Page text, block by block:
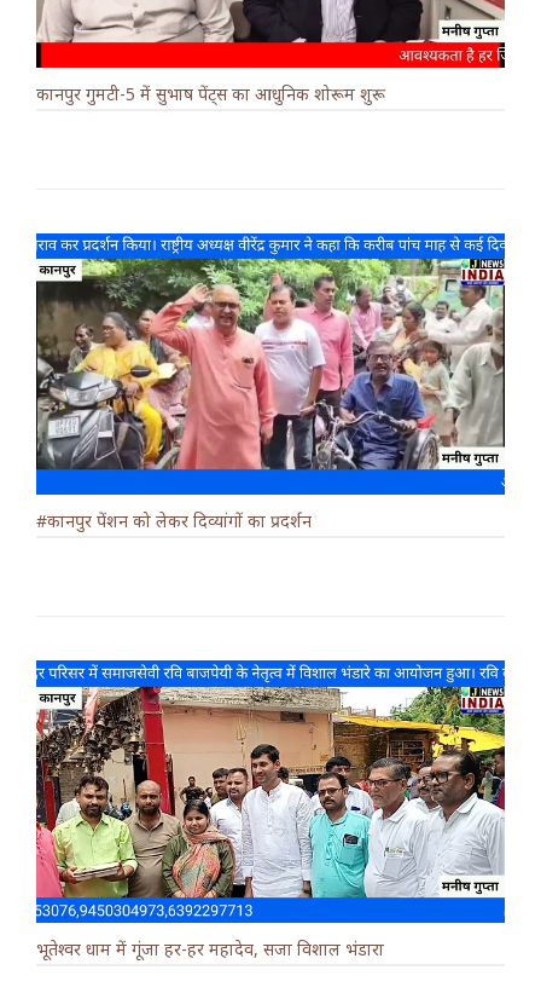
कानपुर गुमटी-5 में सुभाष पेंट्स का आधुनिक शोरूम शुरू
#कानपुर पेंशन को लेकर दिव्यांगों का प्रदर्शन
भूतेश्वर धाम में गूंजा हर-हर महादेव, सजा विशाल भंडारा